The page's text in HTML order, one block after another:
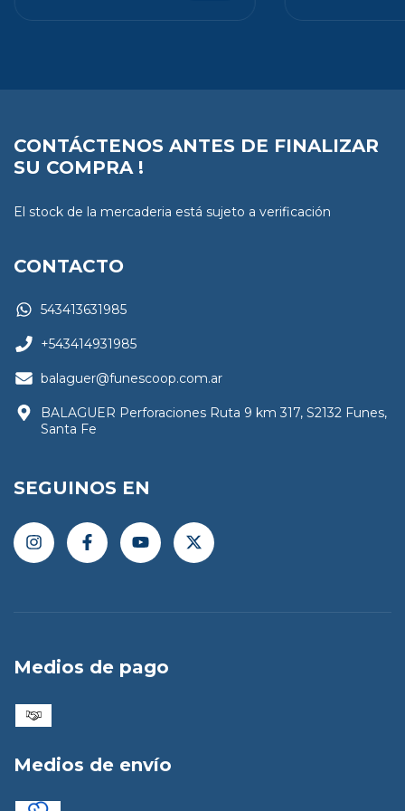
CONTÁCTENOS ANTES DE FINALIZAR
SU COMPRA !
El stock de la mercaderia está sujeto a verificación
CONTACTO
543413631985
+543414931985
balaguer@funescoop.com.ar
BALAGUER Perforaciones Ruta 9 km 317, S2132 Funes,
Santa Fe
SEGUINOS EN
Medios de pago
Medios de envío